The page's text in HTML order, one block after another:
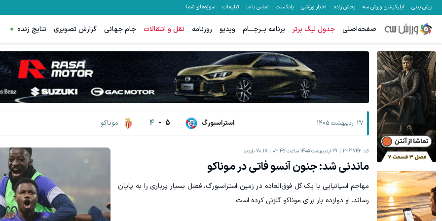
پیش بینی اپلیکیشن ورزش سه پخش زنده اخبار ورزشی پادکست تماس با ما تبلیغات سوژه‌های شما
صفحه‌اصلی جدول لیگ برتر برنامه بــرجـــام ویدیو روزنامه نقل و انتقالات جام جهانی گزارش تصویری نتایج زنده
27 اردیبهشت 1405 استراسبورگ 5
-
4 موناکو
کد: 2361742 29 اردیبهشت 1405 ساعت 03:45 70.1K بازدید
ماندنی شد: جنون آنسو فاتی در موناکو
مهاجم اسپانیایی با یک گل فوق‌العاده در زمین استراسبورگ، فصل بسیار پرباری را به پایان
رساند. او دوازده بار برای موناکو گلزنی کرده است.